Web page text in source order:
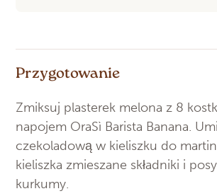
Przygotowanie
Zmiksuj plasterek melona z 8
napojem OraSì Barista Banana.
czekoladową w kieliszku do
kieliszka zmieszane składniki i
kurkumy.